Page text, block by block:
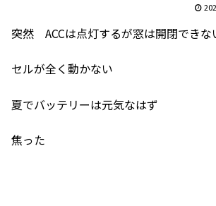
突然 ACCは点灯するが窓は開閉できな
セルが全く動かない
夏でバッテリーは元気なはず
焦った